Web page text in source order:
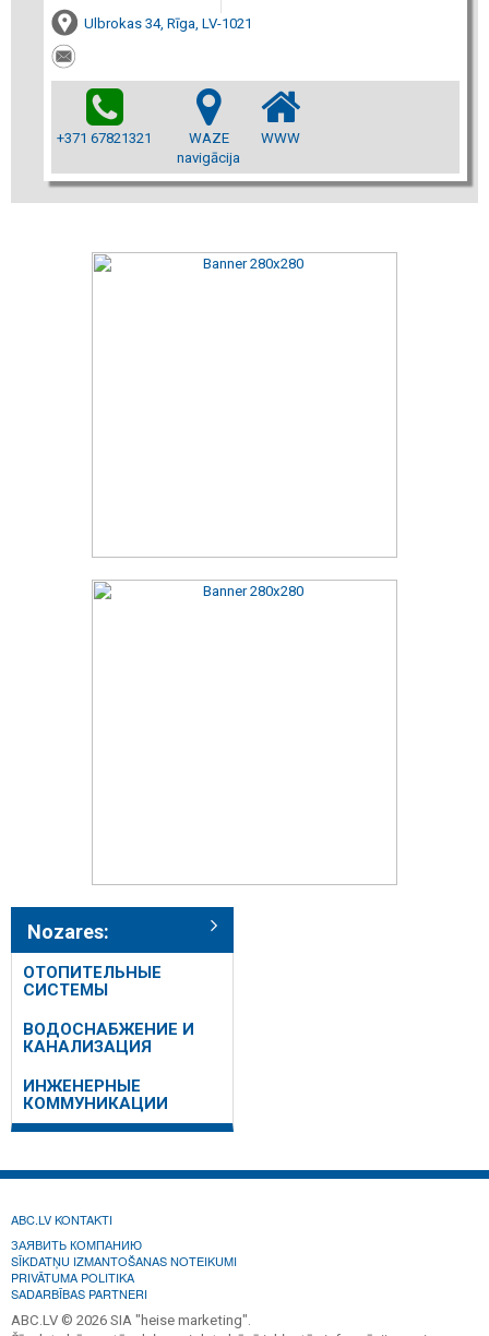
Ulbrokas 34, Rīga, LV-1021
+371 67821321
WAZE
navigācija
WWW
Nozares:
ОТОПИТЕЛЬНЫЕ
СИСТЕМЫ
ВОДОСНАБЖЕНИЕ И
КАНАЛИЗАЦИЯ
ИНЖЕНЕРНЫЕ
КОММУНИКАЦИИ
ABC.LV KONTAKTI
ЗАЯВИТЬ КОМПАНИЮ
SĪKDATŅU IZMANTOŠANAS NOTEIKUMI
PRIVĀTUMA POLITIKA
SADARBĪBAS PARTNERI
ABC.LV © 2026 SIA "heise marketing".